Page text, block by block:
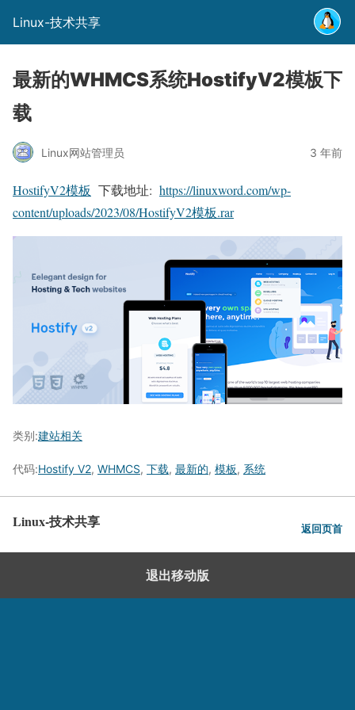
Linux-技术共享
最新的WHMCS系统HostifyV2模板下
载
Linux网站管理员 3 年前
HostifyV2模板 下载地址: https://linuxword.com/wp-
content/uploads/2023/08/HostifyV2模板.rar
类别:建站相关
代码:Hostify V2, WHMCS, 下载, 最新的, 模板, 系统
Linux-技术共享 返回页首
退出移动版